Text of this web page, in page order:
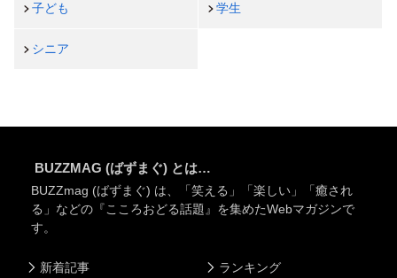
子ども 学生
シニア
BUZZMAG (ばずまぐ) とは…
BUZZmag (ばずまぐ) は、「笑える」「楽しい」「癒され
る」などの『こころおどる話題』を集めたWebマガジンで
す。
新着記事 ランキング